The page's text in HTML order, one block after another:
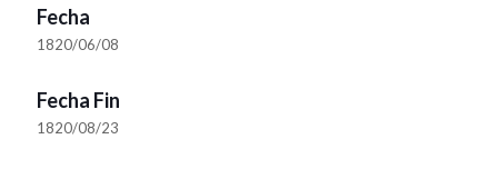
Fecha
1820/06/08
Fecha Fin
1820/08/23